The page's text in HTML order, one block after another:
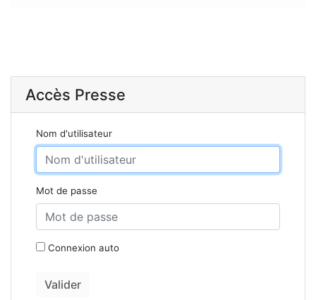
Accès Presse
Nom d'utilisateur
Mot de passe
Connexion auto